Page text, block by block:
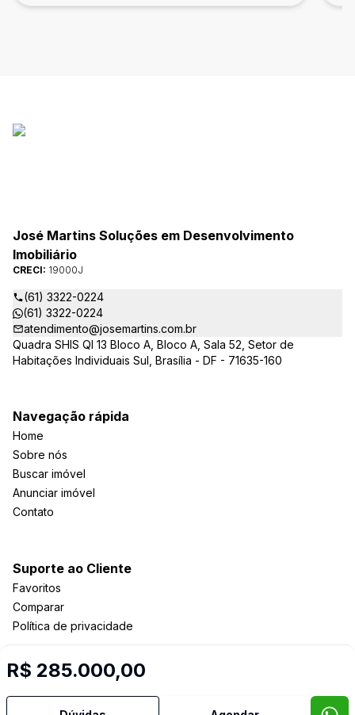
R$ 285.000,00
José Martins Soluções em Desenvolvimento
Imobiliário
CRECI: 19000J
(61) 3322-0224
(61) 3322-0224
atendimento@josemartins.com.br
Quadra SHIS QI 13 Bloco A, Bloco A, Sala 52, Setor de
Habitações Individuais Sul, Brasília - DF - 71635-160
Navegação rápida
Home
Sobre nós
Buscar imóvel
Anunciar imóvel
Contato
Suporte ao Cliente
Favoritos
Comparar
Política de privacidade
Selo de Tecnologia Loft